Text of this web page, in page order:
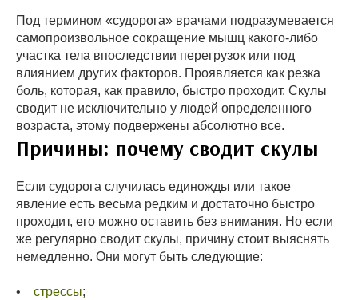
Под термином «судорога» врачами подразумевается
самопроизвольное сокращение мышц какого-либо
участка тела впоследствии перегрузок или под
влиянием других факторов. Проявляется как резка
боль, которая, как правило, быстро проходит. Скулы
сводит не исключительно у людей определенного
возраста, этому подвержены абсолютно все.
Причины: почему сводит скулы
Если судорога случилась единожды или такое
явление есть весьма редким и достаточно быстро
проходит, его можно оставить без внимания. Но если
же регулярно сводит скулы, причину стоит выяснять
немедленно. Они могут быть следующие:
• стрессы;